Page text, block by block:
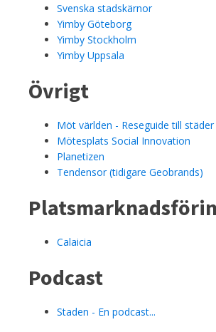
Svenska stadskärnor
Yimby Göteborg
Yimby Stockholm
Yimby Uppsala
Övrigt
Möt världen - Reseguide till städer
Mötesplats Social Innovation
Planetizen
Tendensor (tidigare Geobrands)
Calaicia
Podcast
Staden - En podcast...